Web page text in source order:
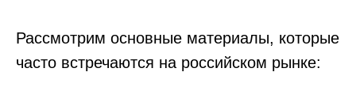
Рассмотрим основные материалы, которые
часто встречаются на российском рынке: